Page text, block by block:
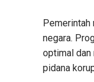
Pemerintah
negara.
optimal dan
pidana